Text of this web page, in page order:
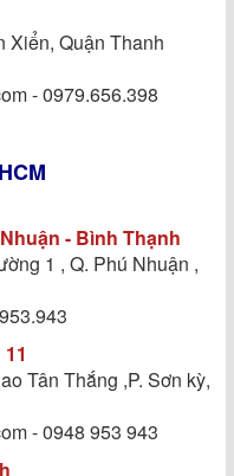
Xiển, Quận Thanh
- 0979.656.398
- Bình Thạnh
1 , Q. Phú Nhuận ,
Tân Thắng ,P. Sơn kỳ,
- 0948 953 943